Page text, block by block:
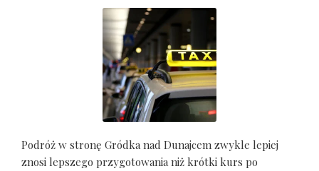
Podróż w stronę Gródka nad Dunajcem zwykle lepiej
znosi lepszego przygotowania niż krótki kurs po